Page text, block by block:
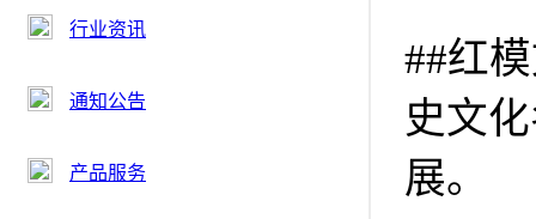
行业资讯
通知公告
产品服务
##红
史文
展。